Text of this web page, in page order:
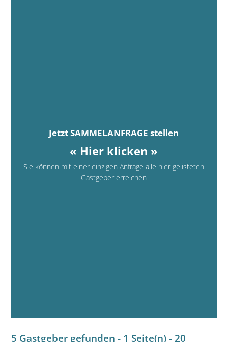
Jetzt SAMMELANFRAGE stellen
« Hier klicken »
Sie können mit einer einzigen Anfrage alle hier gelisteten
Gastgeber erreichen
5 Gastgeber gefunden - 1 Seite(n) - 20